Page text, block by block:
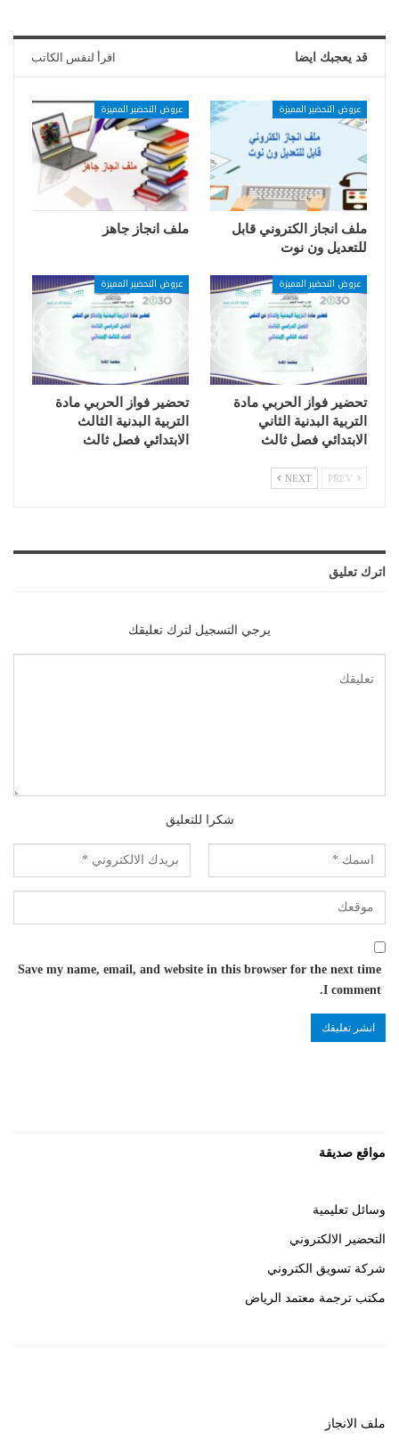
قد يعجبك ايضا اقرأ لنفس الكاتب
عروض التحضير المميزة
ملف انجاز الكتروني قابل
للتعديل ون نوت
عروض التحضير المميزة
ملف انجاز جاهز
عروض التحضير المميزة
تحضير فواز الحربي مادة
التربية البدنية الثاني
الابتدائي فصل ثالث
عروض التحضير المميزة
تحضير فواز الحربي مادة
التربية البدنية الثالث
الابتدائي فصل ثالث
NEXT
اترك تعليق
يرجي التسجيل لترك تعليقك
شكرا للتعليق
Save my name, email, and website in this browser for the next time
I comment.
مواقع صديقة
وسائل تعليمية
التحضير الالكتروني
شركة تسويق الكتروني
مكتب ترجمة معتمد الرياض
ملف الانجاز